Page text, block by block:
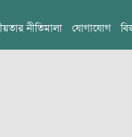
নীতিমালা যোগাযোগ